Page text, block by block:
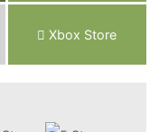
Xbox Store